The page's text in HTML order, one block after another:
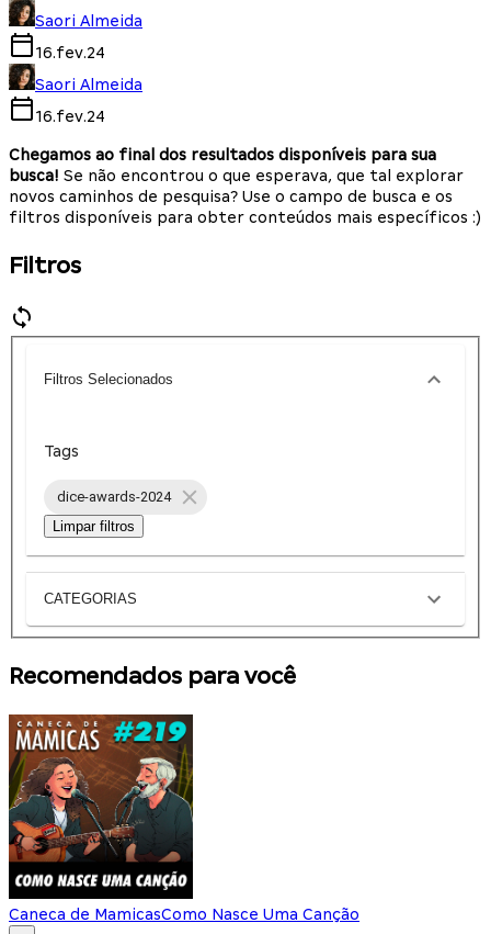
Saori Almeida
16.fev.24
Saori Almeida
16.fev.24
Chegamos ao final dos resultados disponíveis para sua
busca! Se não encontrou o que esperava, que tal explorar
novos caminhos de pesquisa? Use o campo de busca e os
filtros disponíveis para obter conteúdos mais específicos :)
Filtros
Filtros Selecionados
Tags
dice-awards-2024
Limpar filtros
CATEGORIAS
Recomendados para você
Caneca de MamicasComo Nasce Uma Canção